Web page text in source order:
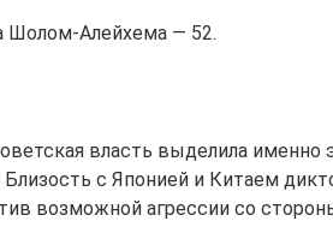
Шолом-Алейхема — 52.
власть выделила именно
Близость с Японией и Китаем
возможной агрессии со